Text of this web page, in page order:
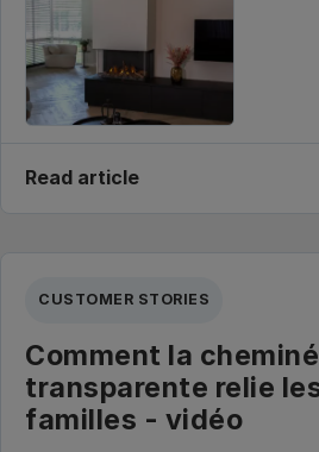
Read article
CUSTOMER STORIES
Comment la
transparente relie
familles - vidéo